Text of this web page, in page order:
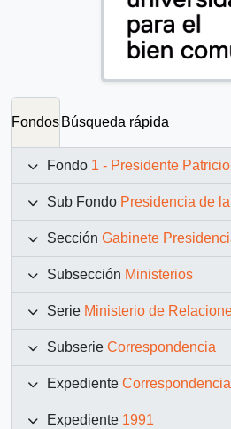
Fondos Búsqueda rápida
Fondo 1 - Presidente Patricio
Sub Fondo Presidencia de la
Sección Gabinete Presidencial,
Subsección Ministerios
Serie Ministerio de
Subserie Correspondencia
Expediente
Expediente 1991